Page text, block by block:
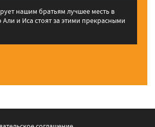
нашим братьям лучшее месть в
Али и Иса стоят за этими прекрасными